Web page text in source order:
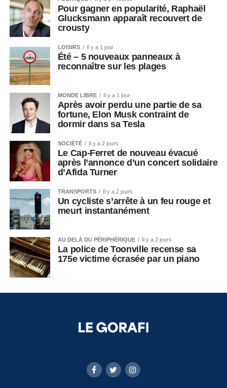
Pour gagner en popularité, Raphaël
Glucksmann apparaît recouvert de
crousty
LOISIRS Il y a 1 jour
Été – 5 nouveaux panneaux à
reconnaître sur les plages
MONDE LIBRE Il y a 1 jour
Après avoir perdu une partie de sa
fortune, Elon Musk contraint de
dormir dans sa Tesla
SOCIÉTÉ Il y a 2 jours
Le Cap-Ferret de nouveau évacué
après l’annonce d’un concert solidaire
d’Afida Turner
TRANSPORTS Il y a 2 jours
Un cycliste s’arrête à un feu rouge et
meurt instantanément
AU DELÀ DU PÉRIPHÉRIQUE Il y a 2 jours
La police de Toonville recense sa
175e victime écrasée par un piano